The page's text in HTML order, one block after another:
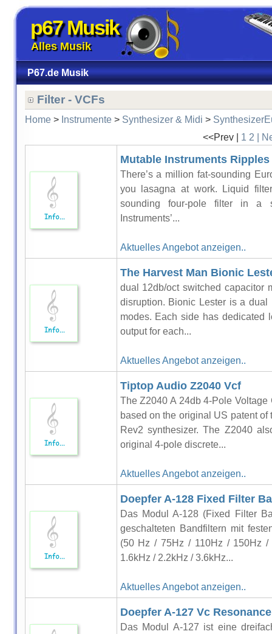
p67 Musik
Alles Musik
P67.de Musik
Filter - VCFs
Home> Instrumente> Synthesizer & Midi >
<<Prev | 1 2 |
Mutable Instruments Ripples
There’s a million fat-sounding
you lasagna at work. Liquid
sounding four-pole filter in a
Instruments’...
Aktuelles Angebot anzeigen..
The Harvest Man Bionic
dual 12db/oct switched capacitor
disruption. Bionic Lester is a
modes. Each side has dedicated
output for each...
Aktuelles Angebot anzeigen..
Tiptop Audio Z2040 Vcf
The Z2040 A 24db 4-Pole
based on the original US patent
Rev2 synthesizer. The Z2040
original 4-pole discrete...
Aktuelles Angebot anzeigen..
Doepfer A-128 Fixed Filter
Das Modul A-128 (Fixed Filter
geschalteten Bandfiltern mit
(50 Hz / 75Hz / 110Hz / 150Hz
1.6kHz / 2.2kHz / 3.6kHz...
Aktuelles Angebot anzeigen..
Doepfer A-127 Vc
Das Modul A-127 ist eine